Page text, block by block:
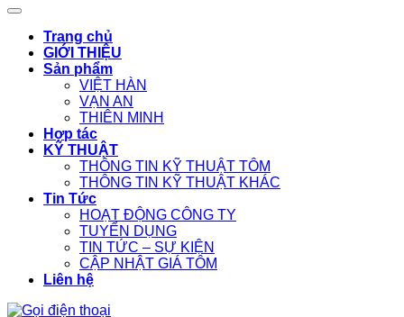
Trang chủ
GIỚI THIỆU
Sản phẩm
VIỆT HÀN
VẠN AN
THIÊN MINH
Hợp tác
KỸ THUẬT
THÔNG TIN KỸ THUẬT TÔM
THÔNG TIN KỸ THUẬT KHÁC
Tin Tức
HOẠT ĐỘNG CÔNG TY
TUYỂN DỤNG
TIN TỨC – SỰ KIỆN
CẬP NHẬT GIÁ TÔM
Liên hệ